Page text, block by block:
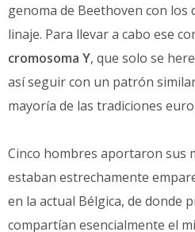
genoma de Beethoven con los
linaje. Para llevar a cabo ese
cromosoma Y, que solo se
así seguir con un patrón
mayoría de las tradiciones
Cinco hombres aportaron sus
estaban estrechamente
en la actual Bélgica, de donde
compartían esencialmente el